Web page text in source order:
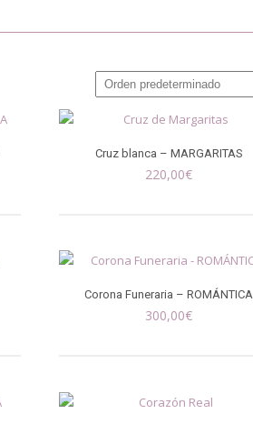
Cruz blanca – MARGARITAS
220,00€
Corona Funeraria – ROMÁNTICA
300,00€